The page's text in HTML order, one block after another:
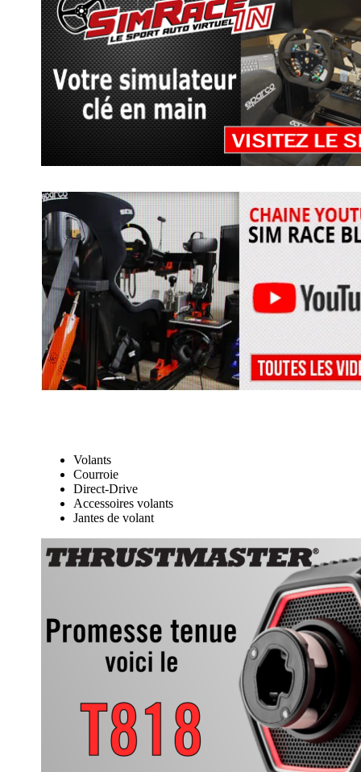
Volants
Courroie
Direct-Drive
Accessoires volants
Jantes de volant